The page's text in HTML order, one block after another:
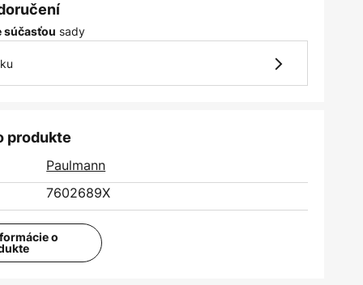
súčasťou sady
produkte
Paulmann
7602689X
o